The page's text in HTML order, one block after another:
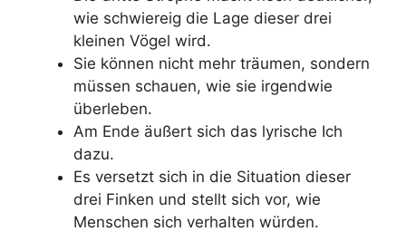
wie schwiereig die Lage dieser drei
kleinen Vögel wird.
Sie können nicht mehr träumen, sondern
müssen schauen, wie sie irgendwie
überleben.
Am Ende äußert sich das lyrische Ich
dazu.
Es versetzt sich in die Situation dieser
drei Finken und stellt sich vor, wie
Menschen sich verhalten würden.